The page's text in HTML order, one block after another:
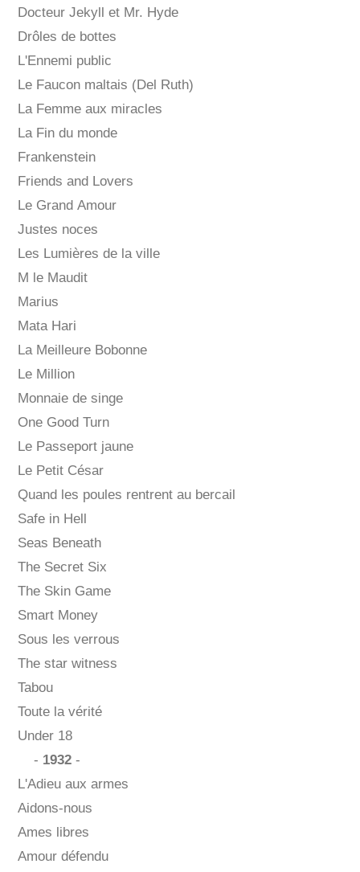
Docteur Jekyll et Mr. Hyde
Drôles de bottes
L'Ennemi public
Le Faucon maltais (Del Ruth)
La Femme aux miracles
La Fin du monde
Frankenstein
Friends and Lovers
Le Grand Amour
Justes noces
Les Lumières de la ville
M le Maudit
Marius
Mata Hari
La Meilleure Bobonne
Le Million
Monnaie de singe
One Good Turn
Le Passeport jaune
Le Petit César
Quand les poules rentrent au bercail
Safe in Hell
Seas Beneath
The Secret Six
The Skin Game
Smart Money
Sous les verrous
The star witness
Tabou
Toute la vérité
Under 18
- 1932-
L'Adieu aux armes
Aidons-nous
Ames libres
Amour défendu